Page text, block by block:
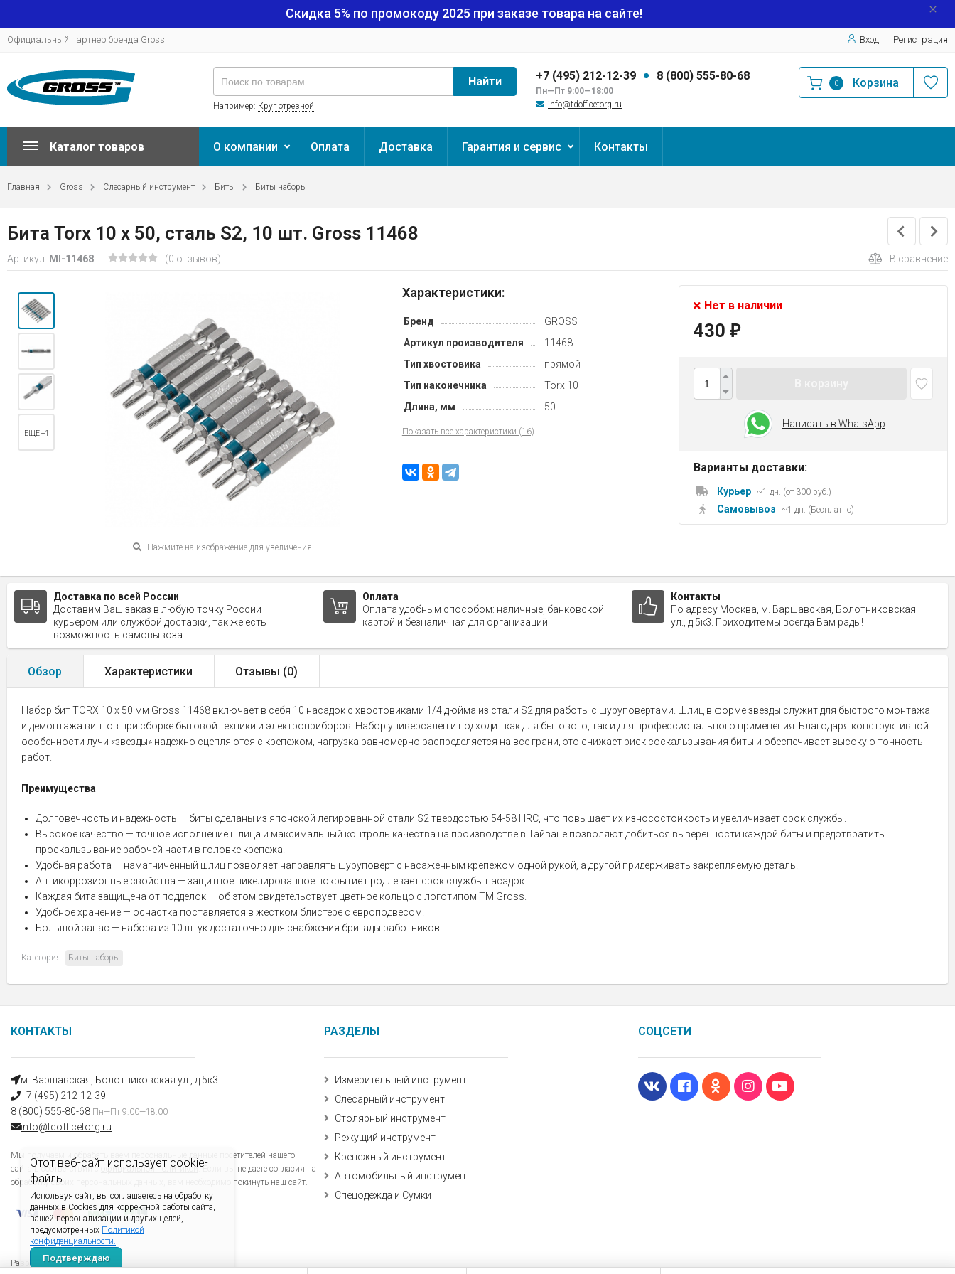
Этот веб-сайт использует cookie-
файлы.
Используя сайт, вы соглашаетесь на обработку
данных в Cookies для корректной работы сайта,
вашей персонализации и других целей,
предусмотренных Политикой
конфиденциальности.
Подтверждаю
Скидка 5% по промокоду 2025 при заказе товара на сайте!
Официальный партнер бренда Gross Вход Регистрация
+7 (495) 212-12-39 8 (800) 555-80-68
Пн—Пт 9:00—18:00
info@tdofficetorg.ru
Найти
Например: Круг отрезной
0 Корзина
Каталог товаров О компании Оплата Доставка Гарантия и сервис Контакты
Главная Gross Слесарный инструмент Биты Биты наборы
Бита Torx 10 х 50, сталь S2, 10 шт. Gross 11468
Артикул: MI-11468 (0 отзывов) В сравнение
Нажмите на изображение для увеличения
ЕЩЕ +1
Характеристики:
Бренд
GROSS
Артикул производителя
11468
Тип хвостовика
прямой
Тип наконечника
Torx 10
Длина, мм
50
Показать все характеристики (16)
Нет в наличии
430 ₽
Написать в WhatsApp
Варианты доставки:
Курьер ~1 дн. (от 300 руб.)
Самовывоз ~1 дн. (Бесплатно)
Доставка по всей России
Доставим Ваш заказ в любую точку России
курьером или службой доставки, так же есть
возможность самовывоза
Оплата
Оплата удобным способом: наличные, банковской
картой и безналичная для организаций
Контакты
По адресу Москва, м. Варшавская, Болотниковская
ул., д.5к3. Приходите мы всегда Вам рады!
Обзор Характеристики Отзывы (0)
Набор бит TORX 10 х 50 мм Gross 11468 включает в себя 10 насадок с хвостовиками 1/4 дюйма из стали S2 для работы с шуруповертами. Шлиц в форме звезды служит для быстрого монтажа
и демонтажа винтов при сборке бытовой техники и электроприборов. Набор универсален и подходит как для бытового, так и для профессионального применения. Благодаря конструктивной
особенности лучи «звезды» надежно сцепляются с крепежом, нагрузка равномерно распределяется на все грани, это снижает риск соскальзывания биты и обеспечивает высокую точность
работ.
Преимущества
Долговечность и надежность — биты сделаны из японской легированной стали S2 твердостью 54-58 HRC, что повышает их износостойкость и увеличивает срок службы.
Высокое качество — точное исполнение шлица и максимальный контроль качества на производстве в Тайване позволяют добиться выверенности каждой биты и предотвратить
проскальзывание рабочей части в головке крепежа.
Удобная работа — намагниченный шлиц позволяет направлять шуруповерт с насаженным крепежом одной рукой, а другой придерживать закрепляемую деталь.
Антикоррозионные свойства — защитное никелированное покрытие продлевает срок службы насадок.
Каждая бита защищена от подделок — об этом свидетельствует цветное кольцо с логотипом ТМ Gross.
Удобное хранение — оснастка поставляется в жестком блистере с европодвесом.
Большой запас — набора из 10 штук достаточно для снабжения бригады работников.
Категория: Биты наборы
КОНТАКТЫ
м. Варшавская, Болотниковская ул., д.5к3
+7 (495) 212-12-39
8 (800) 555-80-68 Пн—Пт 9:00—18:00
info@tdofficetorg.ru
Мы получаем и обрабатываем персональные данные посетителей нашего
сайта в соответствии с официальной политикой. Если вы не даете согласия на
обработку своих персональных данных, вам необходимо покинуть наш сайт.
Разработано 10 Вёрст
РАЗДЕЛЫ
Измерительный инструмент
Слесарный инструмент
Столярный инструмент
Режущий инструмент
Крепежный инструмент
Автомобильный инструмент
Спецодежда и Сумки
СОЦСЕТИ